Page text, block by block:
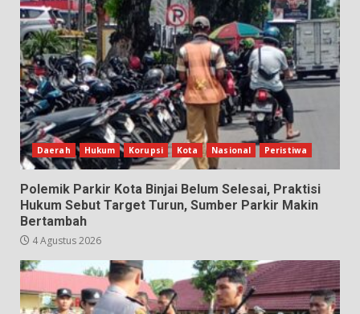
Daerah Hukum Korupsi Kota Nasional Peristiwa
Polemik Parkir Kota Binjai Belum Selesai, Praktisi
Hukum Sebut Target Turun, Sumber Parkir Makin
Bertambah
4 Agustus 2026